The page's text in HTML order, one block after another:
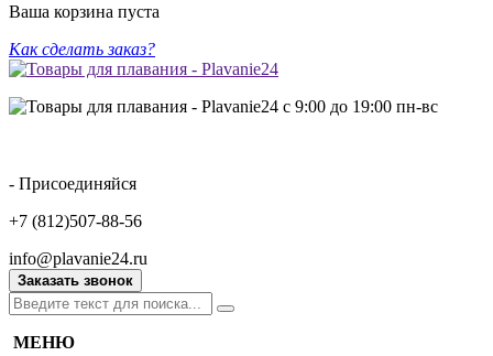
Ваша корзина пуста
Как сделать заказ?
с 9:00 до 19:00 пн-вс
- Присоединяйся
+7 (812)507-88-56
info@plavanie24.ru
Заказать звонок
МЕНЮ